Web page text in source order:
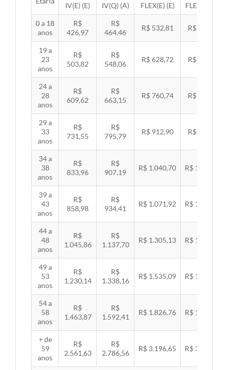
IV(E) (E)
IV(Q) (A)
FLEX(E) (E)
FLEX(Q) (A)
0 a 18
anos
R$
426,97
R$
464,46
R$ 532,81 R$ 549,06
19 a
23
anos
R$
503,82
R$
548,06
R$ 628,72 R$ 647,89
24 a
28
anos
R$
609,62
R$
663,15
R$ 760,74 R$ 783,94
29 a
33
anos
R$
731,55
R$
795,79
R$ 912,90 R$ 940,74
34 a
38
anos
R$
833,96
R$
907,19
R$ 1.040,70 R$ 1.072,43
39 a
43
anos
R$
858,98
R$
934,41
R$ 1.071,92 R$ 1.104,60
44 a
48
anos
R$
1.045,86
R$
1.137,70
R$ 1.305,13 R$ 1.344,92
49 a
53
anos
R$
1.230,14
R$
1.338,16
R$ 1.535,09 R$ 1.581,89
54 a
58
anos
R$
1.463,87
R$
1.592,41
R$ 1.826,76 R$ 1.882,45
+ de
59
anos
R$
2.561,63
R$
2.786,56
R$ 3.196,65 R$ 3.294,10